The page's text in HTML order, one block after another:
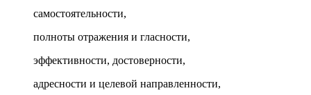
самостоятельности,
полноты отражения и гласности,
эффективности, достоверности,
адресности и целевой направленности,